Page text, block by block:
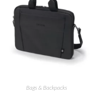
Bags & Backpacks